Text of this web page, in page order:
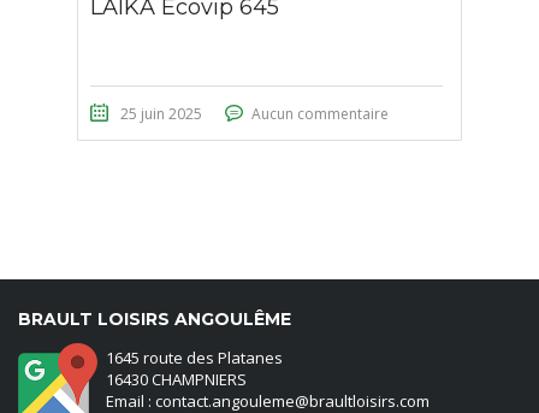
LAIKA Ecovip 645
25 juin 2025 Aucun commentaire
BRAULT LOISIRS ANGOULÊME
1645 route des Platanes
16430 CHAMPNIERS
Email : contact.angouleme@braultloisirs.com